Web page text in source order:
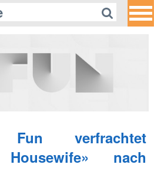
Vitor Martins'
Days»
Fun verfrachtet
Housewife» nach